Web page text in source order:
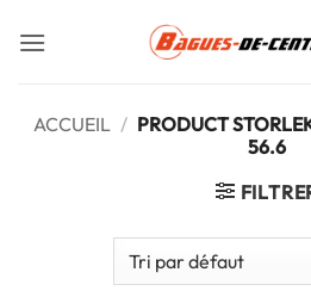
ACCUEIL / PRODUCT
56.6